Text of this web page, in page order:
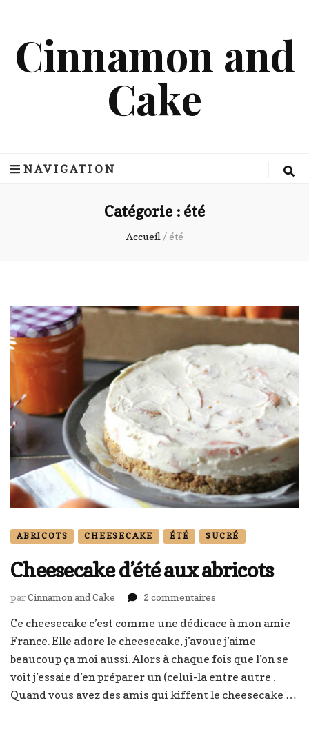
Cinnamon and
Cake
NAVIGATION
Catégorie : été
Accueil / été
ABRICOTS CHEESECAKE ÉTÉ SUCRÉ
Cheesecake d’été aux abricots
parCinnamon and Cake 2 commentairessur
d’été
aux
abricots
Ce cheesecake c’est comme une dédicace à mon amie
France. Elle adore le cheesecake, j’avoue j’aime
beaucoup ça moi aussi. Alors à chaque fois que l’on se
voit j’essaie d’en préparer un (celui-la entre autre .
Quand vous avez des amis qui kiffent le cheesecake …